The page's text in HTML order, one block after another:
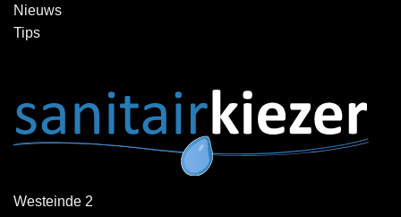
Nieuws
Tips
Westeinde 2